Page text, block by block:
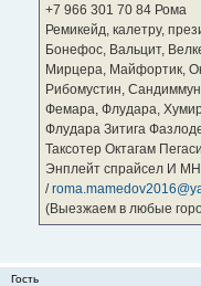
‪+7 966 301 70 84‬ Рома
Ремикейд, калетру,
Бонефос, Вальцит,
Мирцера, Майфортик,
Рибомустин,
Фемара, Флудара,
Флудара Зитига
Таксотер Октагам
Энплейт спрайсел И
/
(Выезжаем в любые
Гость